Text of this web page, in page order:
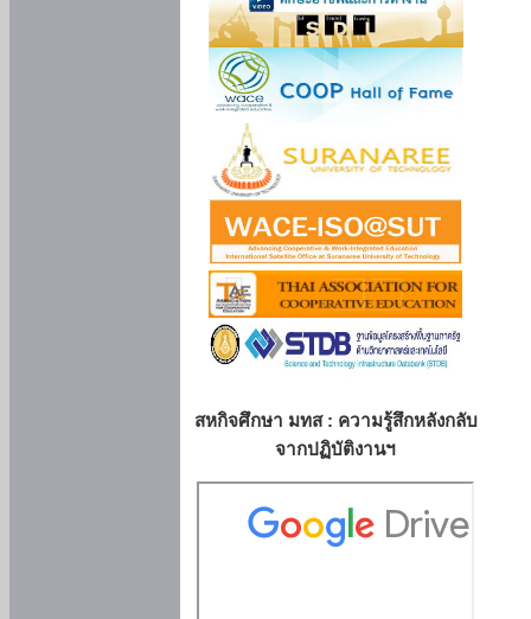
สหกิจศึกษา มทส : ความรู้สึกหลังกลับ
จากปฏิบัติงานฯ